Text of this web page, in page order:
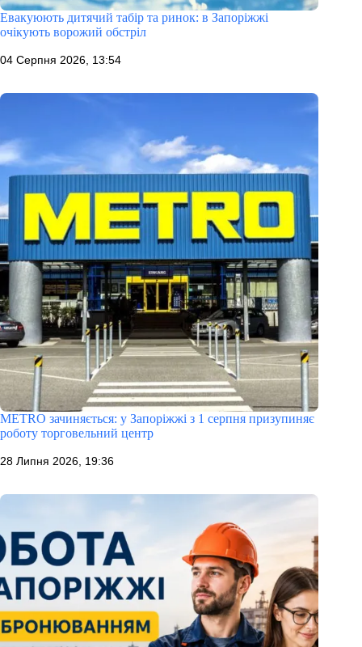
Евакуюють дитячий табір та ринок: в Запоріжжі
очікують ворожий обстріл
04 Серпня 2026, 13:54
METRO зачиняється: у Запоріжжі з 1 серпня призупиняє
роботу торговельний центр
28 Липня 2026, 19:36